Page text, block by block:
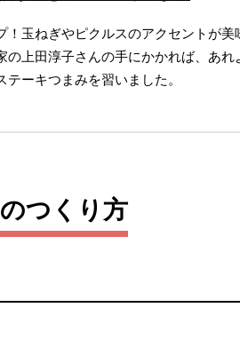
玉ねぎやピクルスのアクセントが
上田淳子さんの手にかかれば、あ
ーキつまみを習いました。
つくり方